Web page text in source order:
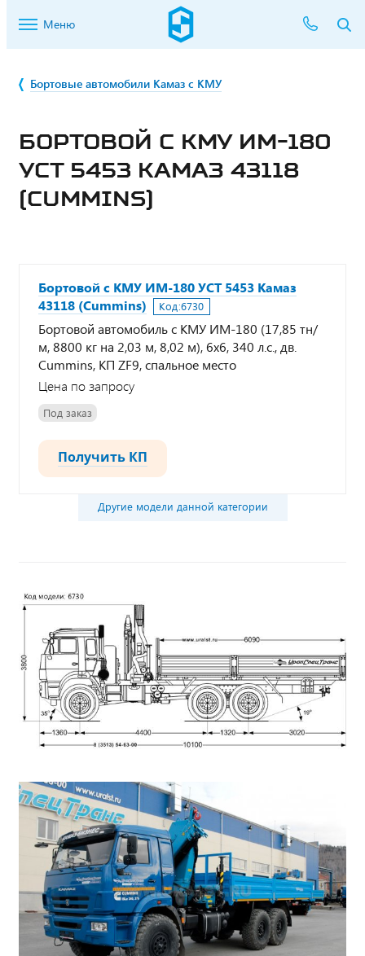
Меню
Бортовые автомобили Камаз с КМУ
БОРТОВОЙ С КМУ ИМ-180
УСТ 5453 КАМАЗ 43118
(CUMMINS)
Бортовой с КМУ ИМ-180 УСТ 5453 Камаз
43118 (Cummins)
Код:6730
Бортовой автомобиль с КМУ ИМ-180 (17,85 тн/
м, 8800 кг на 2,03 м, 8,02 м), 6х6, 340 л.с., дв.
Cummins, КП ZF9, спальное место
Цена по запросу
Под заказ
Получить КП
Другие модели данной категории